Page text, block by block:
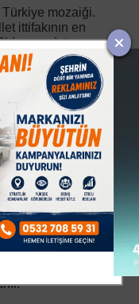
Türkiye mozaiği.
ittifakının en
medet
oylar her iki
alenen
da bana göre
muhatap
bir seçim
bu
seçmenler
da tepki
karşı tarafa da
adayı Kemal
manasıyla
terörle anılan
bütün iyi
çöp ediyor. Bu